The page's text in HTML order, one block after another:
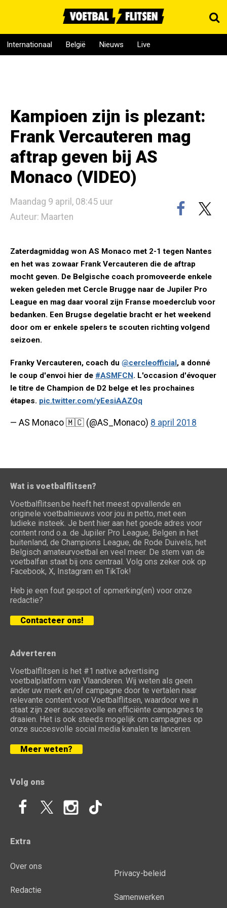
Internationaal België Nieuws Live
Kampioen zijn is plezant:
Frank Vercauteren mag
aftrap geven bij AS
Monaco (VIDEO)
Maandag 9 april, 08:45 uur
Auteur: Maarten
Zaterdagmiddag won AS Monaco met 2-1 tegen Nantes
en het was zowaar Frank Vercauteren die de aftrap
mocht geven. De Belgische coach promoveerde enkele
weken geleden met Cercle Brugge naar de Jupiler Pro
League en mag daar vooral zijn Franse moederclub voor
bedanken. Een Brugse degelatie bracht er het weekend
door om er enkele spelers te scouten richting volgend
seizoen.
Franky Vercauteren, coach du @cercleofficial, a donné
le coup d'envoi hier de #ASMFCN. L'occasion d'évoquer
le titre de Champion de D2 belge et les prochaines
étapes. pic.twitter.com/yEesiAAZQq
— AS Monaco 🇲🇨 (@AS_Monaco) 8 april 2018
Wat is voetbalflitsen?
Voetbalflitsen.be heeft het meest opvallende en
originele voetbalnieuws voor jou in petto, met een
ludieke insteek. Je bent hier aan het goede adres voor
content rond o.a. de Jupiler Pro League, Belgen in het
buitenland, de Champions League, de Rode Duivels, het
Belgisch amateurvoetbal en veel meer. De stem van de
voetbalfan staat bij ons centraal. Volg ons zeker ook op
Facebook, X, Instagram en TikTok!
Heb je een fout gespot of opmerking(en) voor onze
redactie?
Contacteer ons!
Adverteren
Voetbalflitsen is het #1 native advertising
voetbalplatform van Vlaanderen. Wij weten als geen
ander uw merk en/of campagne door te vertalen naar
relevante content voor Voetbalflitsen, waardoor we in
staat zijn zeer succesvolle en efficiënte campagnes te
draaien. Het is ook steeds mogelijk om campagnes op
onze succesvolle social media kanalen te lanceren.
Meer weten?
Volg ons
Extra
Over ons
Redactie
Privacy-beleid
Samenwerken